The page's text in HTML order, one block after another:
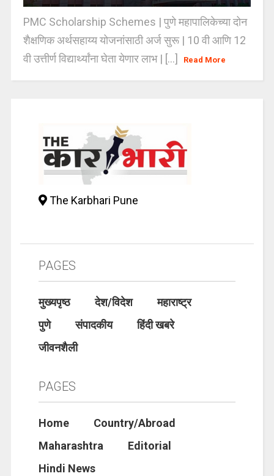
PMC Scholarship Schemes | पुणे महापालिकेच्या दोन
शैक्षणिक अर्थसहाय्य योजनांसाठी अर्ज सुरू | 10 वी आणि 12
वी उत्तीर्ण विद्यार्थ्यांना घेता येणार लाभ | [...]
Read More
The Karbhari Pune
PAGES
मुख्यपृष्ठ देश/विदेश
महाराष्ट्र
पुणे
संपादकीय
हिंदी खबरे
जीवनशैली
PAGES
Home
Country/Abroad
Maharashtra
Editorial
Hindi News